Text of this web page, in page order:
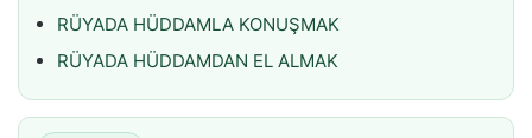
RÜYADA HÜDDAMLA KONUŞMAK
RÜYADA HÜDDAMDAN EL ALMAK